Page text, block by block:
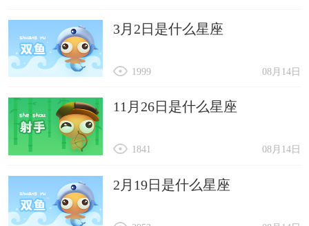
3月2日是什么星座
08月14日
1999
11月26日是什么星座
08月14日
1841
2月19日是什么星座